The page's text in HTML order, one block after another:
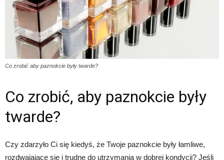
Co zrobić aby paznokcie były twarde?
Co zrobić, aby paznokcie były
twarde?
Czy zdarzyło Ci się kiedyś, że Twoje paznokcie były łamliwe,
rozdwajające się i trudne do utrzymania w dobrej kondycji? Jeśli